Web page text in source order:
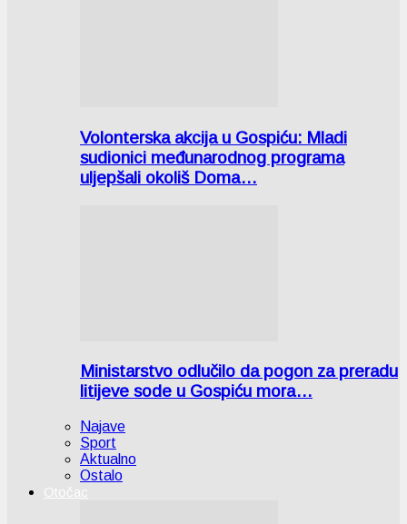
Volonterska akcija u Gospiću: Mladi
sudionici međunarodnog programa
uljepšali okoliš Doma…
Ministarstvo odlučilo da pogon za preradu
litijeve sode u Gospiću mora…
Najave
Sport
Aktualno
Ostalo
Otočac